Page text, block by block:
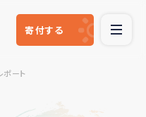
寄付する
ポート